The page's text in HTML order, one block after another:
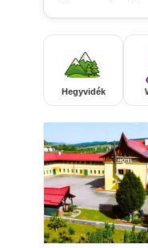
Hegyvidék